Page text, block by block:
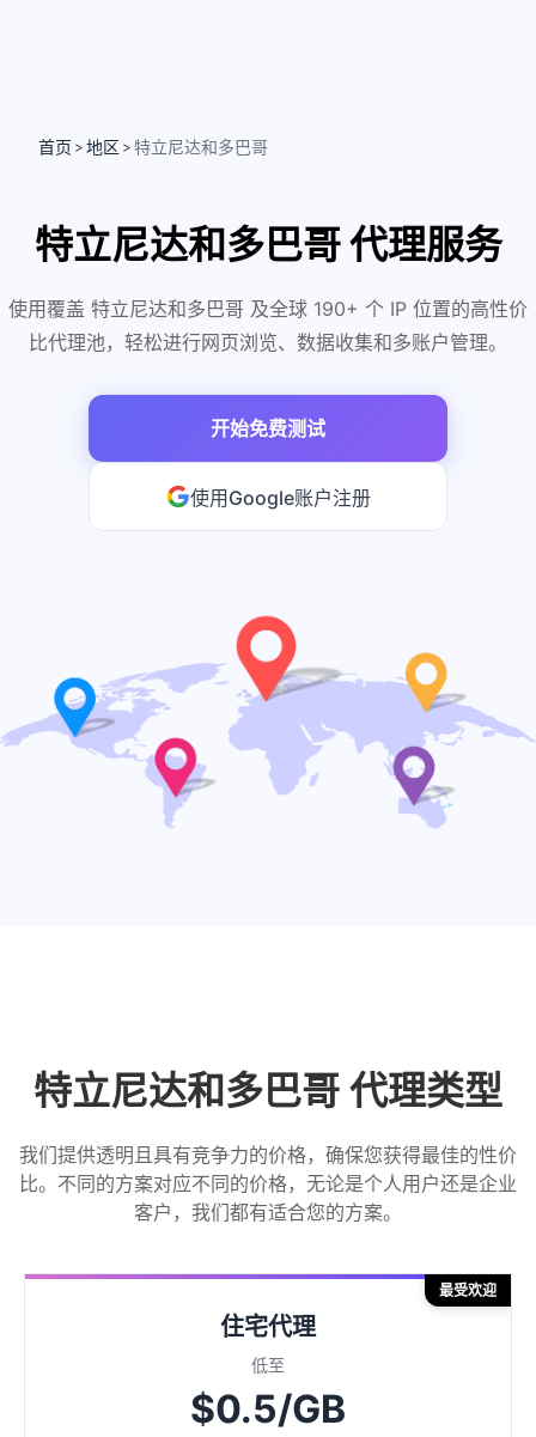
首页 > 地区 > 特立尼达和多巴哥
特立尼达和多巴哥 代理服务
使用覆盖 特立尼达和多巴哥 及全球 190+ 个 IP 位置的高性价
比代理池，轻松进行网页浏览、数据收集和多账户管理。
开始免费测试
使用Google账户注册
特立尼达和多巴哥 代理类型
我们提供透明且具有竞争力的价格，确保您获得最佳的性价
比。不同的方案对应不同的价格，无论是个人用户还是企业
客户，我们都有适合您的方案。
住宅代理
低至
$0.5/GB
最受欢迎